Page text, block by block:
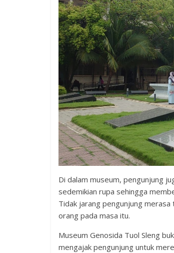
Di dalam museum, pengunjung
sedemikian rupa sehingga
Tidak jarang pengunjung
orang pada masa itu.
Museum Genosida Tuol Sleng
mengajak pengunjung untuk